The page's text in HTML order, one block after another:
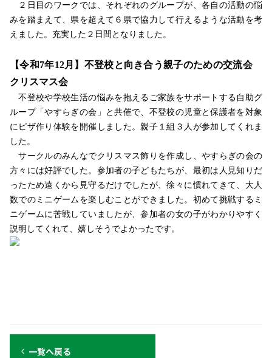
２日目のワークでは、それぞれのグループが、各自の活動の悩
みを踏まえて、県を超えて６県で協力して行えるような活動を考
えました。 充実した２日間となりました。
【令和7年12月】不登校と向き合う親子のための交流会
クリスマス会
不登校や学校生活の悩みを抱えるご家族をサポートする自助グ
ループ「やすらぎの会」と共催で、不登校の児童と保護者を対象
にピザ作り体験を開催しました。親子１組３人が参加してくれま
した。
サークルのみんなでクリスマス飾りを作成し、やすらぎの会の
方々には好評でした。参加者の子どもたちが、最初は人見知りだ
ったため遠くから見守るだけでしたが、徐々に慣れてきて、大人
数でのミニゲームを楽しむことができました。初めて挑戦するミ
ニゲームに苦戦していましたが、参加者の女の子がわかりやすく
説明してくれて、嬉しそうでよかったです。
一覧へ戻る